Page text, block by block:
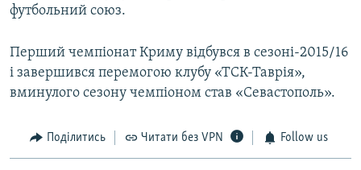
футбольний союз.
Перший чемпіонат Криму відбувся в сезоні-2015/16
і завершився перемогою клубу «ТСК-Таврія»,
вминулого сезону чемпіоном став «Севастополь».
Поділитись Читати без VPN Follow us